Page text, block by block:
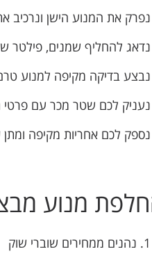
נפרק את המנוע הישן ונרכיב
נדאג להחליף שמנים, פילטר
נבצע בדיקה מקיפה למנוע
נעניק לכם שטר מכר עם פרטי
נספק לכם אחריות מקיפה
מנוע
נהנים ממחירים שוברי שוק